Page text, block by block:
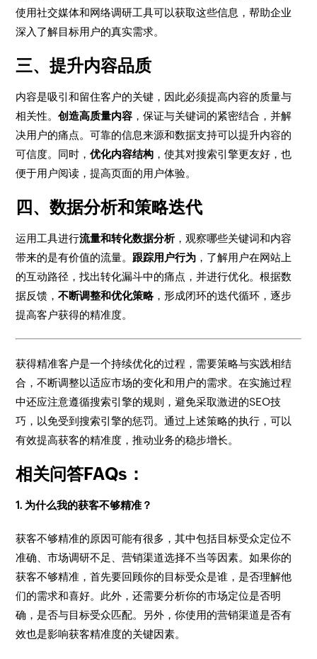
使用社交媒体和网络调研工具可以获取这些信息，帮助企业
深入了解目标用户的真实需求。
三、提升内容品质
内容是吸引和留住客户的关键，因此必须提高内容的质量与
相关性。创造高质量内容 ，保证与关键词的紧密结合，并解
决用户的痛点。可靠的信息来源和数据支持可以提升内容的
可信度。同时，优化内容结构 ，使其对搜索引擎更友好，也
便于用户阅读，提高页面的用户体验。
四、数据分析和策略迭代
运用工具进行流量和转化数据分析，观察哪些关键词和内容
带来的是有价值的流量。 跟踪用户行为 ，了解用户在网站上
的互动路径，找出转化漏斗中的痛点，并进行优化。根据数
据反馈，不断调整和优化策略 ，形成闭环的迭代循环，逐步
提高客户获得的精准度。
获得精准客户是一个持续优化的过程，需要策略与实践相结
合，不断调整以适应市场的变化和用户的需求。在实施过程
中还应注意遵循搜索引擎的规则，避免采取激进的SEO技
巧，以免受到搜索引擎的惩罚。通过上述策略的执行，可以
有效提高获客的精准度，推动业务的稳步增长。
相关问答FAQs：
1. 为什么我的获客不够精准？
获客不够精准的原因可能有很多，其中包括目标受众定位不
准确、市场调研不足、营销渠道选择不当等因素。如果你的
获客不够精准，首先要回顾你的目标受众是谁，是否理解他
们的需求和喜好。此外，还需要分析你的市场定位是否明
确，是否与目标受众匹配。另外，你使用的营销渠道是否有
效也是影响获客精准度的关键因素。